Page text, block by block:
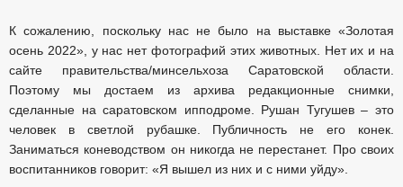
К сожалению, поскольку нас не было на выставке «Золотая
осень 2022», у нас нет фотографий этих животных. Нет их и на
сайте правительства/минсельхоза Саратовской области.
Поэтому мы достаем из архива редакционные снимки,
сделанные на саратовском ипподроме. Рушан Тугушев – это
человек в светлой рубашке. Публичность не его конек.
Заниматься коневодством он никогда не перестанет. Про своих
воспитанников говорит: «Я вышел из них и с ними уйду».